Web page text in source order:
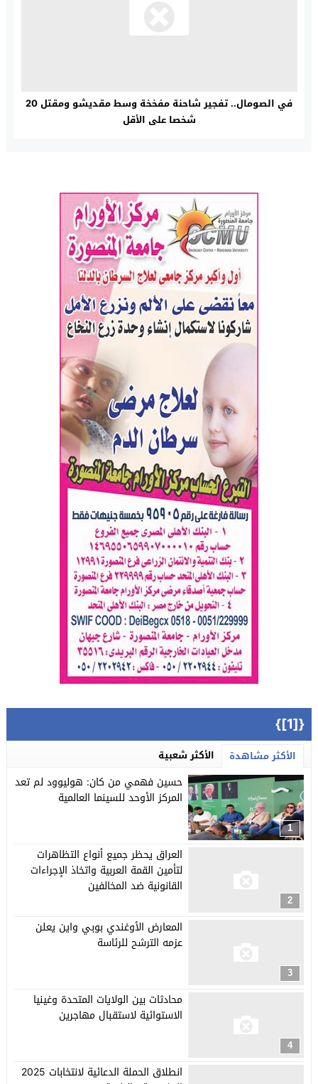
في الصومال.. تفجير شاحنة مفخخة وسط مقديشو ومقتل 20
شخصا على الأقل
{[1]}
الأكثر مشاهدة الأكثر شعبية
1
حسين فهمي من كان: هوليوود لم تعد
المركز الأوحد للسينما العالمية
2
العراق يحظر جميع أنواع التظاهرات
لتأمين القمة العربية واتخاذ الإجراءات
القانونية ضد المخالفين
3
المعارض الأوغندي بوبي واين يعلن
عزمه الترشح للرئاسة
4
محادثات بين الولايات المتحدة وغينيا
الاستوائية لاستقبال مهاجرين
انطلاق الحملة الدعائية لانتخابات 2025